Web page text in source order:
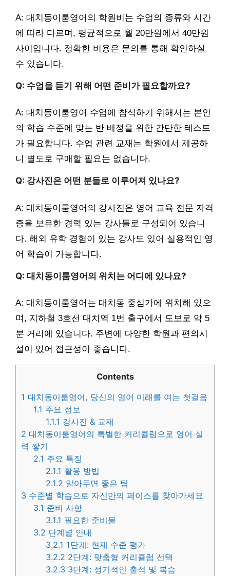
A: 대치동이룸영어의 학원비는 수업의 종류와 시간
에 따라 다르며, 평균적으로 월 20만원에서 40만원
사이입니다. 정확한 비용은 문의를 통해 확인하실
수 있습니다.
Q: 수업을 듣기 위해 어떤 준비가 필요할까요?
A: 대치동이룸영어 수업에 참석하기 위해서는 본인
의 학습 수준에 맞는 반 배정을 위한 간단한 테스트
가 필요합니다. 수업 관련 교재는 학원에서 제공하
니 별도로 구매할 필요는 없습니다.
Q: 강사진은 어떤 분들로 이루어져 있나요?
A: 대치동이룸영어의 강사진은 영어 교육 전문 자격
증을 보유한 경력 있는 강사들로 구성되어 있습니
다. 해외 유학 경험이 있는 강사도 있어 실용적인 영
어 학습이 가능합니다.
Q: 대치동이룸영어의 위치는 어디에 있나요?
A: 대치동이룸영어는 대치동 중심가에 위치해 있으
며, 지하철 3호선 대치역 1번 출구에서 도보로 약 5
분 거리에 있습니다. 주변에 다양한 학원과 편의시
설이 있어 접근성이 좋습니다.
Contents
1 대치동이룸영어, 당신의 영어 미래를 여는 첫걸음
1.1 주요 정보
1.1.1 강사진 & 교재
2 대치동이룸영어의 특별한 커리큘럼으로 영어 실
력 쌓기
2.1 주요 특징
2.1.1 활용 방법
2.1.2 알아두면 좋은 팁
3 수준별 학습으로 자신만의 페이스를 찾아가세요
3.1 준비 사항
3.1.1 필요한 준비물
3.2 단계별 안내
3.2.1 1단계: 현재 수준 평가
3.2.2 2단계: 맞춤형 커리큘럼 선택
3.2.3 3단계: 정기적인 출석 및 복습